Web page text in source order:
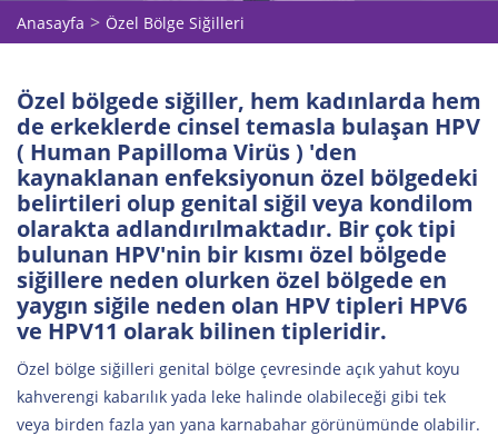
Anasayfa Özel Bölge Siğilleri
Özel bölgede siğiller, hem kadınlarda hem
de erkeklerde cinsel temasla bulaşan HPV
( Human Papilloma Virüs ) 'den
kaynaklanan enfeksiyonun özel bölgedeki
belirtileri olup genital siğil veya kondilom
olarakta adlandırılmaktadır. Bir çok tipi
bulunan HPV'nin bir kısmı özel bölgede
siğillere neden olurken özel bölgede en
yaygın siğile neden olan HPV tipleri HPV6
ve HPV11 olarak bilinen tipleridir.
Özel bölge siğilleri genital bölge çevresinde açık yahut koyu
kahverengi kabarılık yada leke halinde olabileceği gibi tek
veya birden fazla yan yana karnabahar görünümünde olabilir.